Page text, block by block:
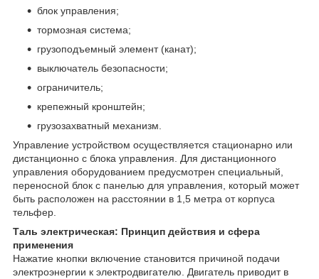
блок управления;
тормозная система;
грузоподъемный элемент (канат);
выключатель безопасности;
ограничитель;
крепежный кронштейн;
грузозахватный механизм.
Управление устройством осуществляется стационарно или
дистанционно с блока управления. Для дистанционного
управления оборудованием предусмотрен специальный,
переносной блок с панелью для управления, который может
быть расположен на расстоянии в 1,5 метра от корпуса
тельфер.
Таль электрическая: Принцип действия и сфера
применения
Нажатие кнопки включение становится причиной подачи
электроэнергии к электродвигателю. Двигатель приводит в